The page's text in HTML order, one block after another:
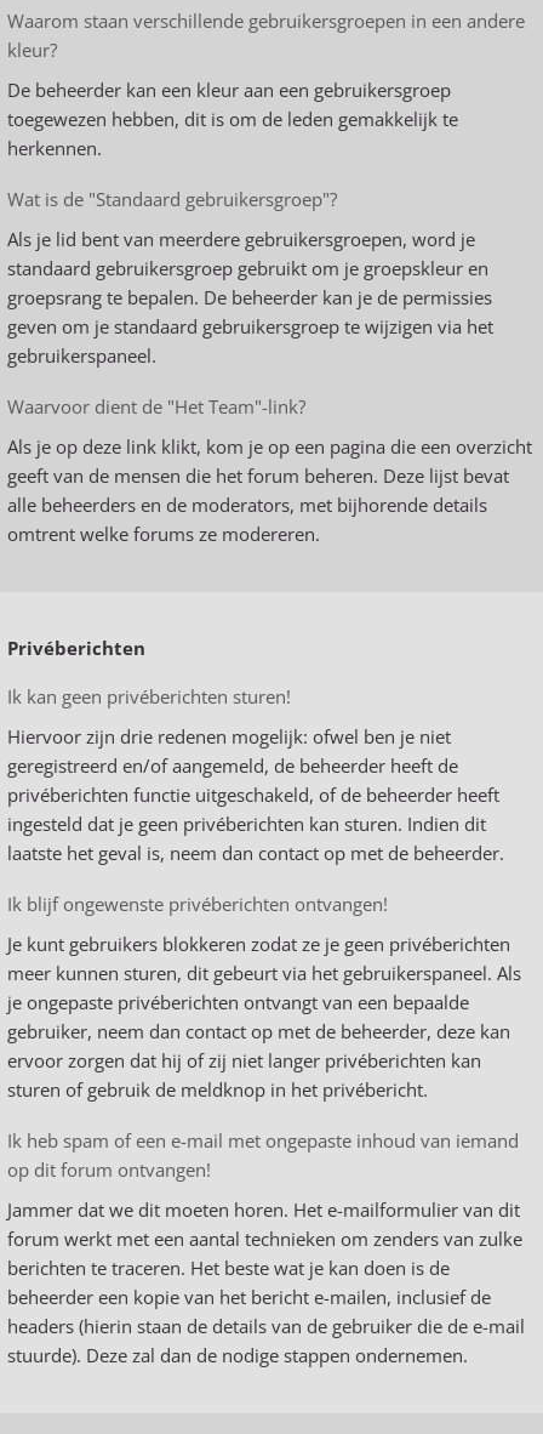
Waarom staan verschillende gebruikersgroepen in een andere
kleur?
De beheerder kan een kleur aan een gebruikersgroep
toegewezen hebben, dit is om de leden gemakkelijk te
herkennen.
Wat is de "Standaard gebruikersgroep"?
Als je lid bent van meerdere gebruikersgroepen, word je
standaard gebruikersgroep gebruikt om je groepskleur en
groepsrang te bepalen. De beheerder kan je de permissies
geven om je standaard gebruikersgroep te wijzigen via het
gebruikerspaneel.
Waarvoor dient de "Het Team"-link?
Als je op deze link klikt, kom je op een pagina die een overzicht
geeft van de mensen die het forum beheren. Deze lijst bevat
alle beheerders en de moderators, met bijhorende details
omtrent welke forums ze modereren.
Privéberichten
Ik kan geen privéberichten sturen!
Hiervoor zijn drie redenen mogelijk: ofwel ben je niet
geregistreerd en/of aangemeld, de beheerder heeft de
privéberichten functie uitgeschakeld, of de beheerder heeft
ingesteld dat je geen privéberichten kan sturen. Indien dit
laatste het geval is, neem dan contact op met de beheerder.
Ik blijf ongewenste privéberichten ontvangen!
Je kunt gebruikers blokkeren zodat ze je geen privéberichten
meer kunnen sturen, dit gebeurt via het gebruikerspaneel. Als
je ongepaste privéberichten ontvangt van een bepaalde
gebruiker, neem dan contact op met de beheerder, deze kan
ervoor zorgen dat hij of zij niet langer privéberichten kan
sturen of gebruik de meldknop in het privébericht.
Ik heb spam of een e-mail met ongepaste inhoud van iemand
op dit forum ontvangen!
Jammer dat we dit moeten horen. Het e-mailformulier van dit
forum werkt met een aantal technieken om zenders van zulke
berichten te traceren. Het beste wat je kan doen is de
beheerder een kopie van het bericht e-mailen, inclusief de
headers (hierin staan de details van de gebruiker die de e-mail
stuurde). Deze zal dan de nodige stappen ondernemen.